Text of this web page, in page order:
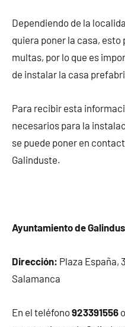
Dependiendo de la
quiera poner la casa,
multas, por lo que es
de instalar la casa
Para recibir esta
necesarios para la
se puede poner en
Galinduste.
Ayuntamiento de
Dirección: Plaza España,
Salamanca
En el teléfono923391556